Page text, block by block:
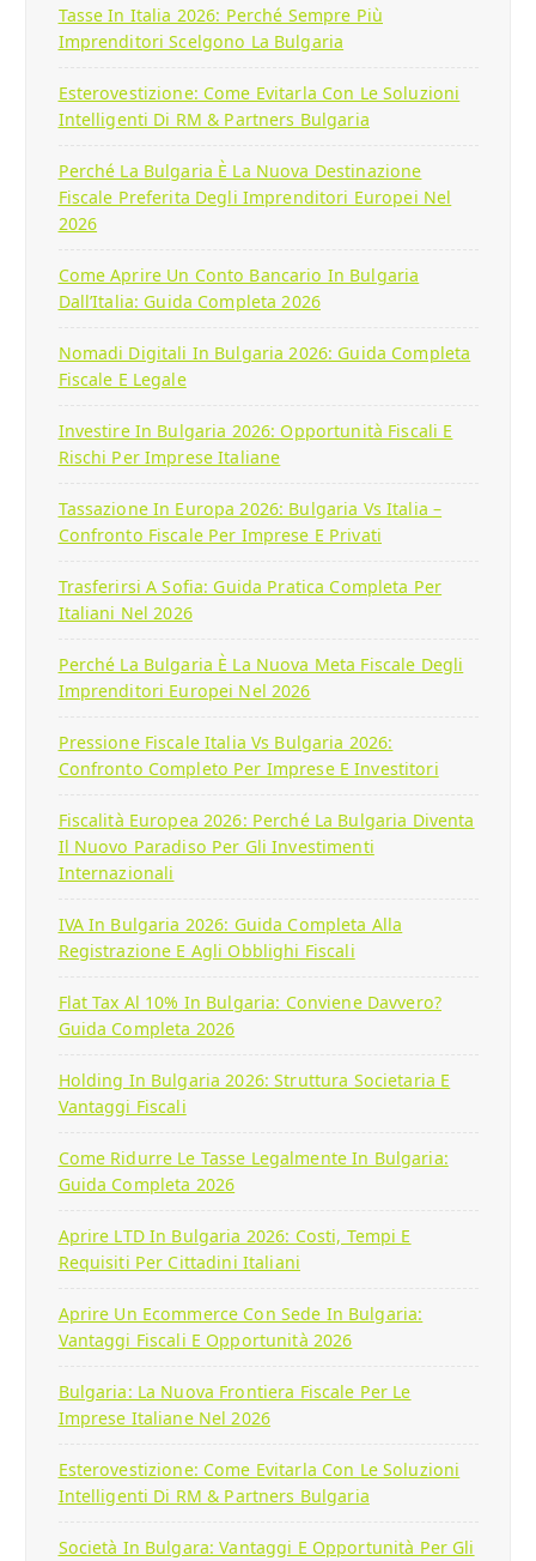
Tasse In Italia 2026: Perché Sempre Più
Imprenditori Scelgono La Bulgaria
Esterovestizione: Come Evitarla Con Le Soluzioni
Intelligenti Di RM & Partners Bulgaria
Perché La Bulgaria È La Nuova Destinazione
Fiscale Preferita Degli Imprenditori Europei Nel
2026
Come Aprire Un Conto Bancario In Bulgaria
Dall’Italia: Guida Completa 2026
Nomadi Digitali In Bulgaria 2026: Guida Completa
Fiscale E Legale
Investire In Bulgaria 2026: Opportunità Fiscali E
Rischi Per Imprese Italiane
Tassazione In Europa 2026: Bulgaria Vs Italia –
Confronto Fiscale Per Imprese E Privati
Trasferirsi A Sofia: Guida Pratica Completa Per
Italiani Nel 2026
Perché La Bulgaria È La Nuova Meta Fiscale Degli
Imprenditori Europei Nel 2026
Pressione Fiscale Italia Vs Bulgaria 2026:
Confronto Completo Per Imprese E Investitori
Fiscalità Europea 2026: Perché La Bulgaria Diventa
Il Nuovo Paradiso Per Gli Investimenti
Internazionali
IVA In Bulgaria 2026: Guida Completa Alla
Registrazione E Agli Obblighi Fiscali
Flat Tax Al 10% In Bulgaria: Conviene Davvero?
Guida Completa 2026
Holding In Bulgaria 2026: Struttura Societaria E
Vantaggi Fiscali
Come Ridurre Le Tasse Legalmente In Bulgaria:
Guida Completa 2026
Aprire LTD In Bulgaria 2026: Costi, Tempi E
Requisiti Per Cittadini Italiani
Aprire Un Ecommerce Con Sede In Bulgaria:
Vantaggi Fiscali E Opportunità 2026
Bulgaria: La Nuova Frontiera Fiscale Per Le
Imprese Italiane Nel 2026
Esterovestizione: Come Evitarla Con Le Soluzioni
Intelligenti Di RM & Partners Bulgaria
Società In Bulgara: Vantaggi E Opportunità Per Gli